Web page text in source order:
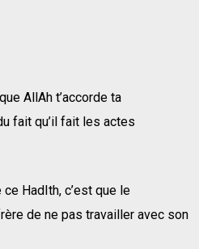
AllAh t’accorde ta
fait qu’il fait les actes
HadIth, c’est que le
de ne pas travailler avec son